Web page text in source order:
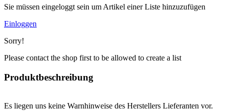
Sie müssen eingeloggt sein um Artikel einer Liste hinzuzufügen
Einloggen
Sorry!
Please contact the shop first to be allowed to create a list
Produktbeschreibung
Es liegen uns keine Warnhinweise des Herstellers Lieferanten vor.